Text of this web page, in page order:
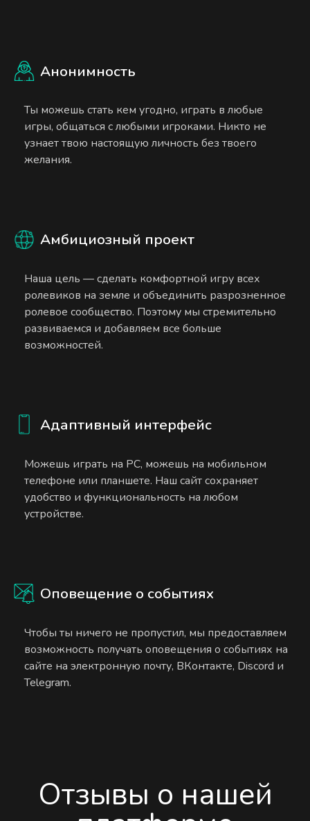
Анонимность
Ты можешь стать кем угодно, играть в любые
игры, общаться с любыми игроками. Никто не
узнает твою настоящую личность без твоего
желания.
Амбициозный проект
Наша цель — сделать комфортной игру всех
ролевиков на земле и объединить разрозненное
ролевое сообщество. Поэтому мы стремительно
развиваемся и добавляем все больше
возможностей.
Адаптивный интерфейс
Можешь играть на PC, можешь на мобильном
телефоне или планшете. Наш сайт сохраняет
удобство и функциональность на любом
устройстве.
Оповещение о событиях
Чтобы ты ничего не пропустил, мы предоставляем
возможность получать оповещения о событиях на
сайте на электронную почту, ВКонтакте, Discord и
Telegram.
Отзывы о нашей